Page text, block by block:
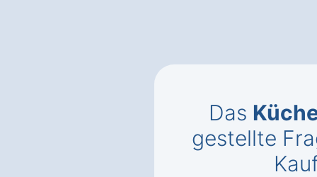
Das
gestellte